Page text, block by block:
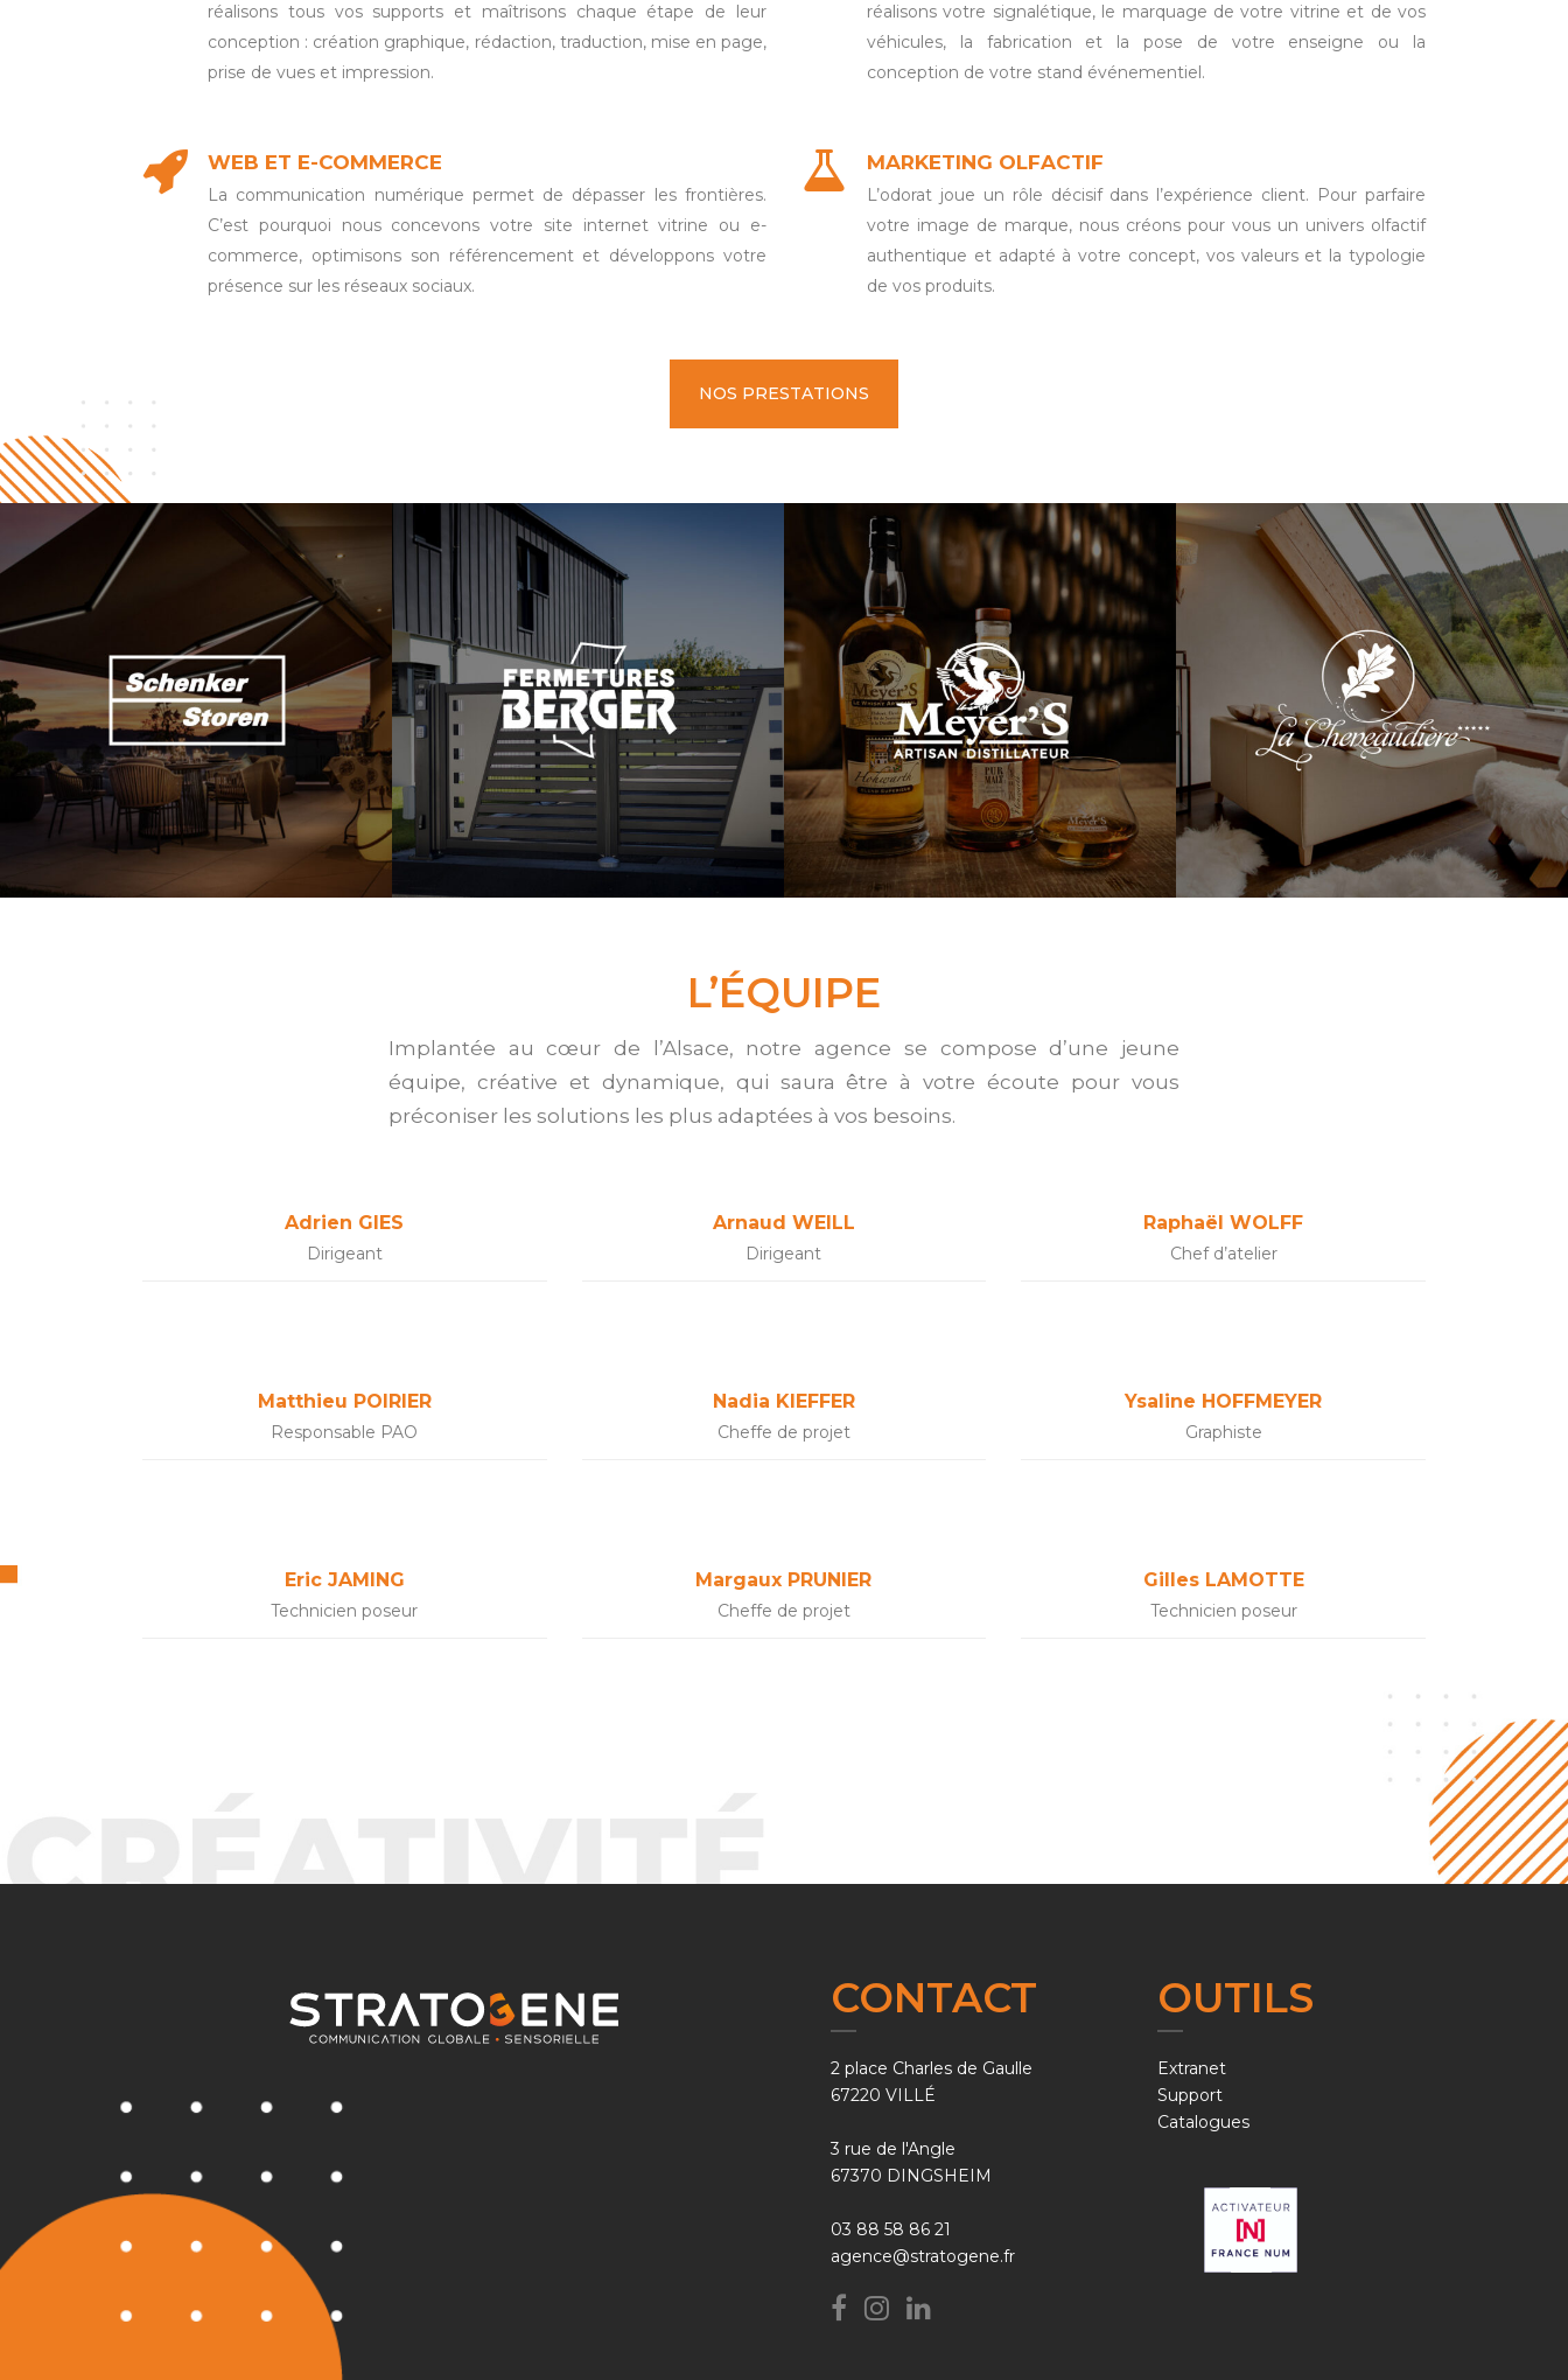
réalisons tous vos supports et maîtrisons chaque étape de leur
conception : création graphique, rédaction, traduction, mise en page,
prise de vues et impression.
réalisons votre signalétique, le marquage de votre vitrine et de vos
véhicules, la fabrication et la pose de votre enseigne ou la
conception de votre stand événementiel.
WEB ET E-COMMERCE
La communication numérique permet de dépasser les frontières.
C’est pourquoi nous concevons votre site internet vitrine ou e-
commerce, optimisons son référencement et développons votre
présence sur les réseaux sociaux.
MARKETING OLFACTIF
L’odorat joue un rôle décisif dans l’expérience client. Pour parfaire
votre image de marque, nous créons pour vous un univers olfactif
authentique et adapté à votre concept, vos valeurs et la typologie
de vos produits.
NOS PRESTATIONS
L’ÉQUIPE
Implantée au cœur de l’Alsace, notre agence se compose d’une jeune
équipe, créative et dynamique, qui saura être à votre écoute pour vous
préconiser les solutions les plus adaptées à vos besoins.
Adrien GIES
Dirigeant
Arnaud WEILL
Dirigeant
Raphaël WOLFF
Chef d’atelier
Matthieu POIRIER
Responsable PAO
Nadia KIEFFER
Cheffe de projet
Ysaline HOFFMEYER
Graphiste
Eric JAMING
Technicien poseur
Margaux PRUNIER
Cheffe de projet
Gilles LAMOTTE
Technicien poseur
CONTACT
2 place Charles de Gaulle
67220 VILLÉ
3 rue de l'Angle
67370 DINGSHEIM
03 88 58 86 21
agence@stratogene.fr
OUTILS
Extranet
Support
Catalogues